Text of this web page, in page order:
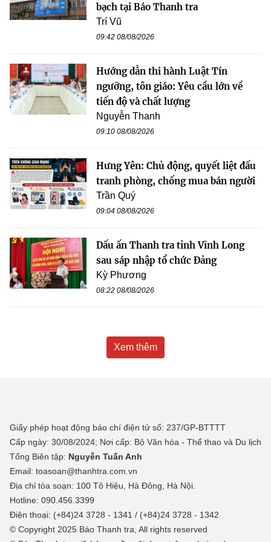
bạch tại Báo Thanh tra
Trí Vũ
09:42 08/08/2026
Hướng dẫn thi hành Luật Tín
ngưỡng, tôn giáo: Yêu cầu lớn về
tiến độ và chất lượng
Nguyễn Thanh
09:10 08/08/2026
Hưng Yên: Chủ động, quyết liệt đấu
tranh phòng, chống mua bán người
Trần Quý
09:04 08/08/2026
Dấu ấn Thanh tra tỉnh Vĩnh Long
sau sáp nhập tổ chức Đảng
Kỳ Phương
08:22 08/08/2026
Xem thêm
Giấy phép hoạt động báo chí điện tử số: 237/GP-BTTTT
Cấp ngày: 30/08/2024; Nơi cấp: Bộ Văn hóa - Thể thao và Du lịch
Tổng Biên tập: Nguyễn Tuấn Anh
Email: toasoan@thanhtra.com.vn
Địa chỉ tòa soạn: 100 Tô Hiệu, Hà Đông, Hà Nội.
Hotline: 090.456.3399
Điện thoại: (+84)24 3728 - 1341 / (+84)24 3728 - 1342
© Copyright 2025 Báo Thanh tra, All rights reserved